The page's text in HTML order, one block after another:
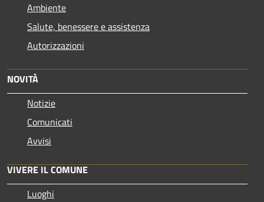
Ambiente
Salute, benessere e assistenza
Autorizzazioni
NOVITÀ
Notizie
Comunicati
Avvisi
VIVERE IL COMUNE
Luoghi